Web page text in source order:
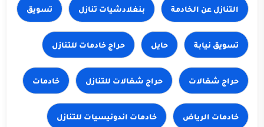
بنغلادشيات تنازل تسويق
تسويق نيابة حايل
حراج شغالات خادمات
خادمات الرياض